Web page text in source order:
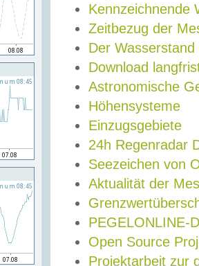
Kennzeichnende
Zeitbezug der
Der Wasserstand
Download
Astronomische
Höhensysteme
Einzugsgebiete
24h Regenradar
Seezeichen von
Aktualität der
PEGELONLINE-
Open Source
Projektarbeit zur